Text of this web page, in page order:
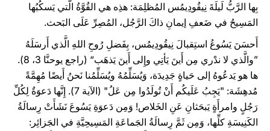
بِها الرَّبُّ لَيلَةَ نِيقُودِيمُس المُظلِمَة: هذِه هي القُوَّةُ الَّتي يَسكُبُها
المَسِيحُ في ضَعفِ إيمانِ ذاكَ الرَّجُل، المُصِرِّ عَلَى البَحث.
أَحسَنَ يَسُوعُ استِقبالَ نِيقُودِيمُس، بِفَضلِ رُوحِ اللهِ الَّذي أَرسَلَهُ
”والَّذي لا ندْري مِن أَينَ يَأتِي وإِلى أَينَ يَذهَب“ (راجع يوحنَّا 3، 8).
ها هو يَدعُوهُ إلى حَياةٍ جَدِيدَة، وَيُسَلِّمُهُ ويُسَلِّمُنا نَحنُ أَيضًا مُهِمَّةً
مُدهِشَة: "يَجِبُ عَلَيكُم أَنْ تُولَدُوا مِن عَلُ" (الآية 7). إِنَّها دَعوَةٌ لِكُلِّ
رَجُلٍ وامرأَةٍ يَبحَثانِ عَنِ الخَلاص! وَمِن دَعوَةِ يَسُوعَ نَشَأَتْ رِسالَةُ
الكَنِيسَةِ كلِّها، وَمِن ثَمَّ رِسالَةُ الجَماعَةِ المَسِيحِيَّةِ في الجَزائِر: